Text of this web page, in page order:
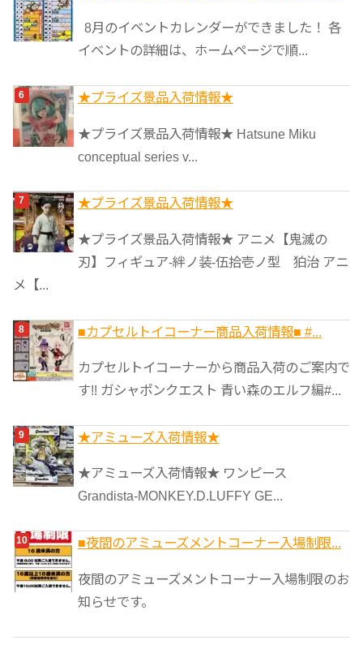
8月のイベントカレンダーができました！ 各
イベントの詳細は、ホームページで順...
★プライズ景品入荷情報★
★プライズ景品入荷情報★ Hatsune Miku
conceptual series v...
★プライズ景品入荷情報★
★プライズ景品入荷情報★ アニメ【鬼滅の
刃】フィギュア-絆ノ装-伍拾壱ノ型 狛治 アニ
メ【...
■カプセルトイコーナー商品入荷情報■ #...
カプセルトイコーナーから商品入荷のご案内で
す!! ガシャポンクエスト 青い森のエルフ編#...
★アミューズ入荷情報★
★アミューズ入荷情報★ ワンピース
Grandista-MONKEY.D.LUFFY GE...
■夜間のアミューズメントコーナー入場制限...
夜間のアミューズメントコーナー入場制限のお
知らせです。